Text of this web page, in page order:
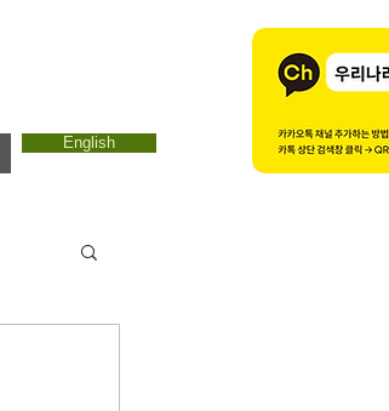
English